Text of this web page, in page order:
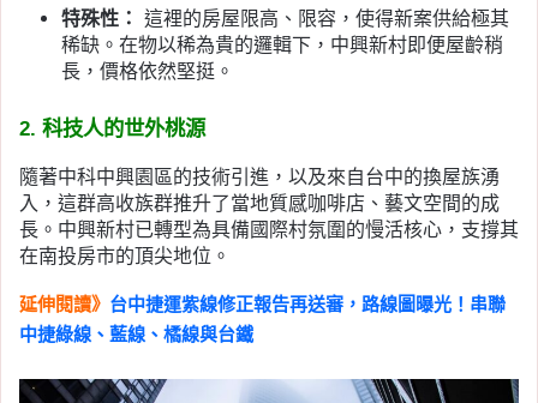
特殊性： 這裡的房屋限高、限容，使得新案供給極其
稀缺。在物以稀為貴的邏輯下，中興新村即便屋齡稍
長，價格依然堅挺。
2. 科技人的世外桃源
隨著中科中興園區的技術引進，以及來自台中的換屋族湧
入，這群高收族群推升了當地質感咖啡店、藝文空間的成
長。中興新村已轉型為具備國際村氛圍的慢活核心，支撐其
在南投房市的頂尖地位。
延伸閱讀》 台中捷運紫線修正報告再送審，路線圖曝光！串聯
中捷綠線、藍線、橘線與台鐵